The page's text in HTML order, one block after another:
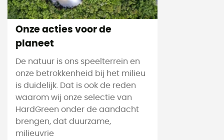
Onze acties voor de
planeet
De natuur is ons speelterrein en
onze betrokkenheid bij het milieu
is duidelijk. Dat is ook de reden
waarom wij onze selectie van
HardGreen onder de aandacht
brengen, dat duurzame,
milieuvrie